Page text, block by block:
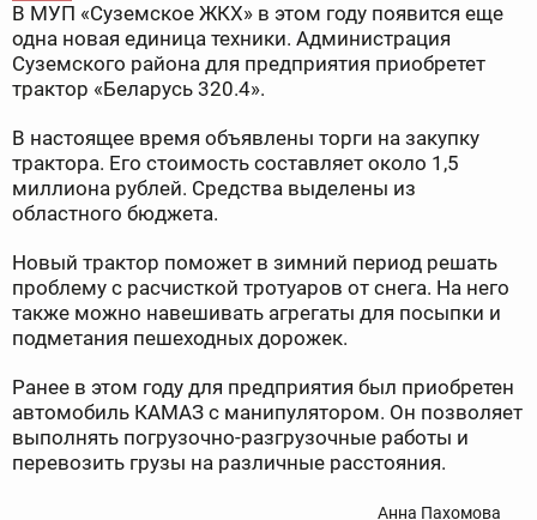
В МУП «Суземское ЖКХ» в этом году появится еще
одна новая единица техники. Администрация
Суземского района для предприятия приобретет
трактор «Беларусь 320.4».
В настоящее время объявлены торги на закупку
трактора. Его стоимость составляет около 1,5
миллиона рублей. Средства выделены из
областного бюджета.
Новый трактор поможет в зимний период решать
проблему с расчисткой тротуаров от снега. На него
также можно навешивать агрегаты для посыпки и
подметания пешеходных дорожек.
Ранее в этом году для предприятия был приобретен
автомобиль КАМАЗ с манипулятором. Он позволяет
выполнять погрузочно-разгрузочные работы и
перевозить грузы на различные расстояния.
Анна Пахомова